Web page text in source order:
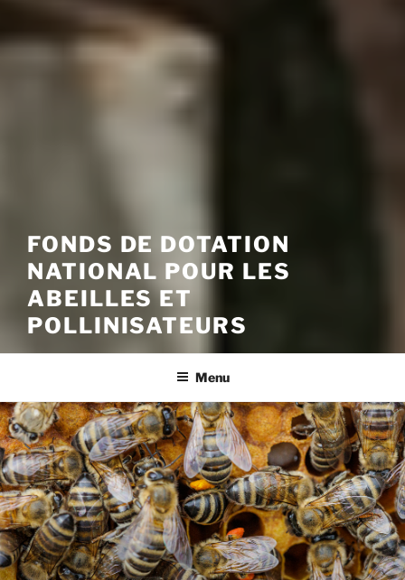
FONDS DE DOTATION
NATIONAL POUR LES
ABEILLES ET
POLLINISATEURS
Menu